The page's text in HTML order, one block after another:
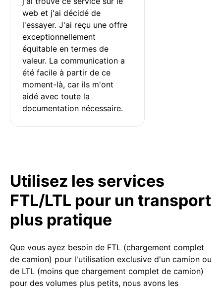
web et j'ai décidé de
l'essayer. J'ai reçu une offre
exceptionnellement
équitable en termes de
valeur. La communication a
été facile à partir de ce
moment-là, car ils m'ont
aidé avec toute la
documentation nécessaire.
Utilisez les services
FTL/LTL pour un transport
plus pratique
Que vous ayez besoin de FTL (chargement complet
de camion) pour l'utilisation exclusive d'un camion ou
de LTL (moins que chargement complet de camion)
pour des volumes plus petits, nous avons les